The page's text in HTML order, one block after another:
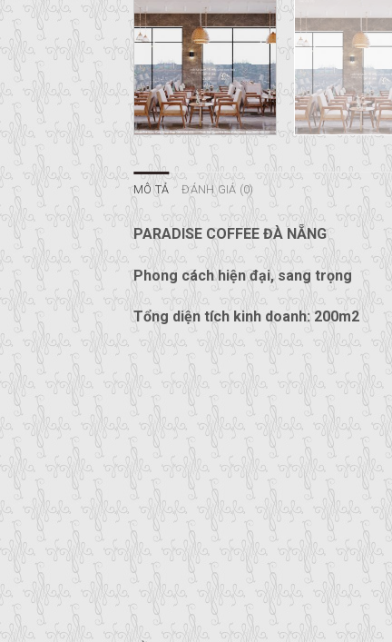
MÔ TẢ ĐÁNH GIÁ (0)
PARADISE COFFEE ĐÀ NẴNG
Phong cách hiện đại, sang trọng
Tổng diện tích kinh doanh: 200m2